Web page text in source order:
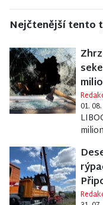
Nejčtenější tento
01.